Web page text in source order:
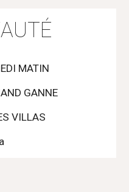
MATIN
GANNE
VILLAS